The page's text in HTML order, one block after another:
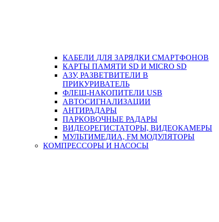
КАБЕЛИ ДЛЯ ЗАРЯДКИ СМАРТФОНОВ
КАРТЫ ПАМЯТИ SD И MICRO SD
АЗУ, РАЗВЕТВИТЕЛИ В
ПРИКУРИВАТЕЛЬ
ФЛЕШ-НАКОПИТЕЛИ USB
АВТОСИГНАЛИЗАЦИИ
АНТИРАДАРЫ
ПАРКОВОЧНЫЕ РАДАРЫ
ВИДЕОРЕГИСТАТОРЫ, ВИДЕОКАМЕРЫ
МУЛЬТИМЕДИА, FM МОДУЛЯТОРЫ
КОМПРЕССОРЫ И НАСОСЫ